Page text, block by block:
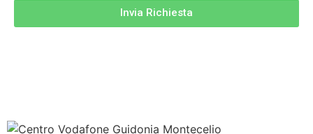
Invia Richiesta